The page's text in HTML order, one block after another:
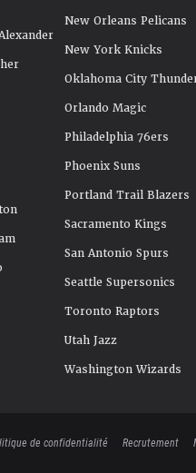
New Orleans Pelicans
New York Knicks
Oklahoma City
Orlando Magic
Philadelphia 76ers
Phoenix Suns
Portland Trail Blazers
Sacramento Kings
San Antonio Spurs
Seattle Supersonics
Toronto Raptors
Utah Jazz
Washington Wizards
de confidentialité Recrutement